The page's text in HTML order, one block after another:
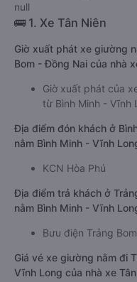
null
🚌 1. Xe Tân Niên
Giờ xuất phát xe giường
Bom - Đồng Nai của nhà
Giờ xuất phát của
từ Bình Minh - Vĩnh
Địa điểm đón khách ở
nằm Bình Minh - Vĩnh
KCN Hòa Phú
Địa điểm trả khách ở
nằm Bình Minh - Vĩnh
Bưu điện Trảng
Giá vé xe giường nằm đi
Vĩnh Long của nhà xe